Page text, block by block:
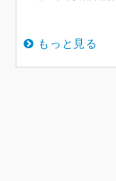
もっと見る